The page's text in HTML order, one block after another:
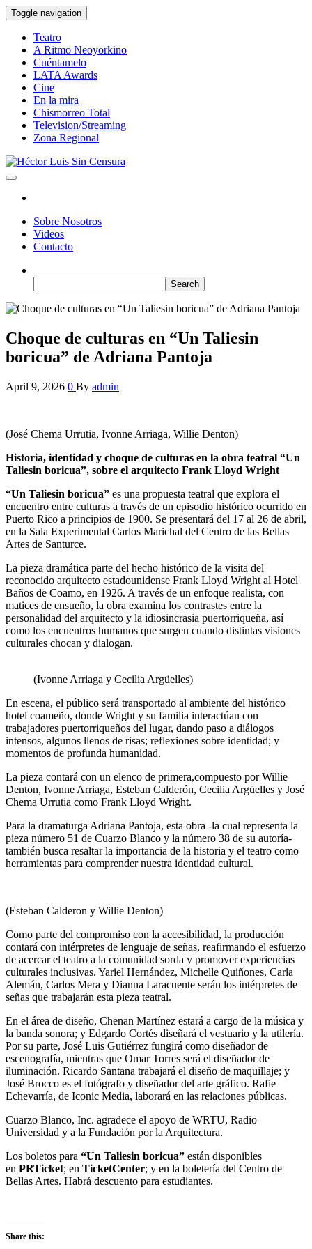
Skip
to
content
Toggle navigation
Teatro
A Ritmo Neoyorkino
Cuéntamelo
LATA Awards
Cine
En la mira
Chismorreo Total
Television/Streaming
Zona Regional
Sobre Nosotros
Videos
Contacto
for:
Choque de culturas en “Un Taliesin
boricua” de Adriana Pantoja
April 9, 2026 0 By admin
(José Chema Urrutia, Ivonne Arriaga, Willie Denton)
Historia, identidad y choque de culturas en la obra teatral “Un
Taliesin boricua”, sobre el arquitecto Frank Lloyd Wright
“Un Taliesin boricua” es una propuesta teatral que explora el
encuentro entre culturas a través de un episodio histórico ocurrido en
Puerto Rico a principios de 1900. Se presentará del 17 al 26 de abril,
en la Sala Experimental Carlos Marichal del Centro de las Bellas
Artes de Santurce.
La pieza dramática parte del hecho histórico de la visita del
reconocido arquitecto estadounidense Frank Lloyd Wright al Hotel
Baños de Coamo, en 1926. A través de un enfoque realista, con
matices de ensueño, la obra examina los contrastes entre la
personalidad del arquitecto y la idiosincrasia puertorriqueña, así
como los encuentros humanos que surgen cuando distintas visiones
culturales chocan y dialogan.
(Ivonne Arriaga y Cecilia Argüelles)
En escena, el público será transportado al ambiente del histórico
hotel coameño, donde Wright y su familia interactúan con
trabajadores puertorriqueños del lugar, dando paso a diálogos
intensos, algunos llenos de risas; reflexiones sobre identidad; y
momentos de profunda humanidad.
La pieza contará con un elenco de primera,compuesto por Willie
Denton, Ivonne Arriaga, Esteban Calderón, Cecilia Argüelles y José
Chema Urrutia como Frank Lloyd Wright.
Para la dramaturga Adriana Pantoja, esta obra -la cual representa la
pieza número 51 de Cuarzo Blanco y la número 38 de su autoría-
también busca resaltar la importancia de la historia y el teatro como
herramientas para comprender nuestra identidad cultural.
(Esteban Calderon y Willie Denton)
Como parte del compromiso con la accesibilidad, la producción
contará con intérpretes de lenguaje de señas, reafirmando el esfuerzo
de acercar el teatro a la comunidad sorda y promover experiencias
culturales inclusivas. Yariel Hernández, Michelle Quiñones, Carla
Alemán, Carlos Mera y Dianna Laracuente serán los intérpretes de
señas que trabajarán esta pieza teatral.
En el área de diseño, Chenan Martínez estará a cargo de la música y
la banda sonora; y Edgardo Cortés diseñará el vestuario y la utilería.
Por su parte, José Luis Gutiérrez fungirá como diseñador de
escenografía, mientras que Omar Torres será el diseñador de
iluminación. Ricardo Santana trabajará el diseño de maquillaje; y
José Brocco es el fotógrafo y diseñador del arte gráfico. Rafie
Echevarría, de Iconic Media, laborará en las relaciones públicas.
Cuarzo Blanco, Inc. agradece el apoyo de WRTU, Radio
Universidad y a la Fundación por la Arquitectura.
Los boletos para “Un Taliesin boricua” están disponibles
en PRTicket; en TicketCenter; y en la boletería del Centro de
Bellas Artes. Habrá descuento para estudiantes.
Share this: